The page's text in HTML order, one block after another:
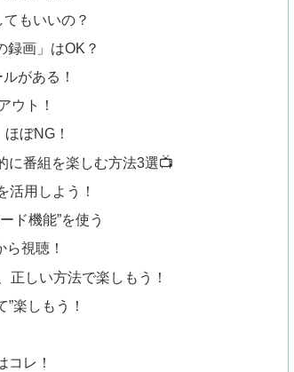
もいいの？
録画」はOK？
がある！
ウト！
ぼNG！
に番組を楽しむ方法3選📺
活用しよう！
ド機能”を使う
視聴！
正しい方法で楽しもう！
楽しもう！
コレ！